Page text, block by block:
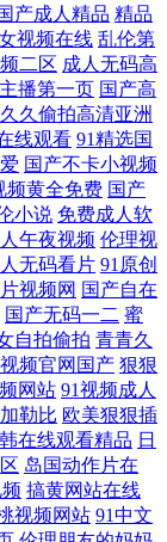
区免费看 超碰91第
道婷婷 国产综合五
高潮国产 另类图片
小说另类欧美 国产
极 人人爱干 电影
址 欧美综合在线
无码日本被黑人强
射精 不卡的国产高
专区欧美专区 两片
产成人精品 精品
视频在线 乱伦第
二区 成人无码高
播第一页 国产高
久久偷拍高清亚洲
线观看 91精选国
国产不卡小视频
频黄全免费 国产
小说 免费成人软
午夜视频 伦理视
无码看片 91原创
视频网 国产自在
国产无码一二 蜜
自拍偷拍 青青久
频官网国产 狠狠
网站 91视频成人
勒比 欧美狠狠插
在线观看精品 日
岛国动作片在
搞黄网站在线
视频网站 91中文